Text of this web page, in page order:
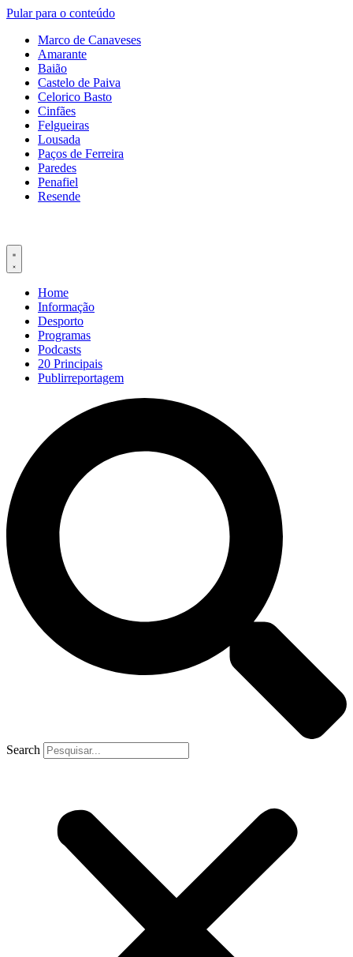
Pular para o conteúdo
Marco de Canaveses
Amarante
Baião
Castelo de Paiva
Celorico Basto
Cinfães
Felgueiras
Lousada
Paços de Ferreira
Paredes
Penafiel
Resende
Home
Informação
Desporto
Programas
Podcasts
20 Principais
Publirreportagem
Search